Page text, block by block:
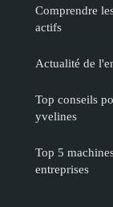
Comprendre
actifs
Actualité de
Top conseils
yvelines
Top 5
entreprises